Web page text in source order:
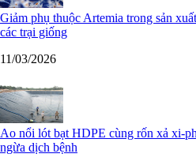
Giảm phụ thuộc Artemia trong sản
các trại giống
11/03/2026
Ao nổi lót bạt HDPE cùng rốn xả xi-
ngừa dịch bệnh